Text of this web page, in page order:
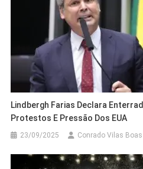
Lindbergh Farias Declara
Protestos E Pressão Dos EUA
23/09/2025 Conrado Vilas Boas